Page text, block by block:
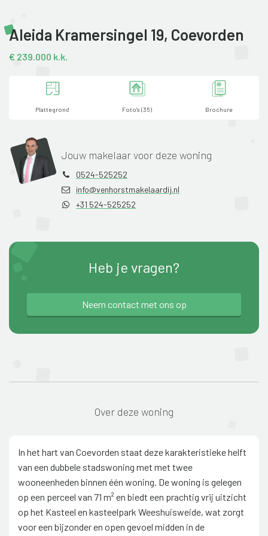
Aleida Kramersingel 19, Coevorden
€ 239.000 k.k.
Plattegrond Foto's (35) Brochure
Jouw makelaar voor deze woning
0524-525252
info@venhorstmakelaardij.nl
+31 524-525252
Heb je vragen?
Neem contact met ons op
Over deze woning
In het hart van Coevorden staat deze karakteristieke helft
van een dubbele stadswoning met met twee
wooneenheden binnen één woning. De woning is gelegen
op een perceel van 71 m² en biedt een prachtig vrij uitzicht
op het Kasteel en kasteelpark Weeshuisweide, wat zorgt
voor een bijzonder en open gevoel midden in de